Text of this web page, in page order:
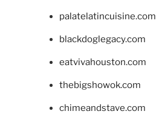
palatelatincuisine.com
blackdoglegacy.com
eatvivahouston.com
thebigshowok.com
chimeandstave.com